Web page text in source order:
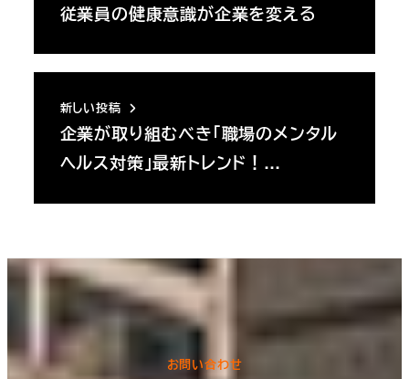
従業員の健康意識が企業を変える
新しい投稿
企業が取り組むべき「職場のメンタル
ヘルス対策」最新トレンド！…
お問い合わせ